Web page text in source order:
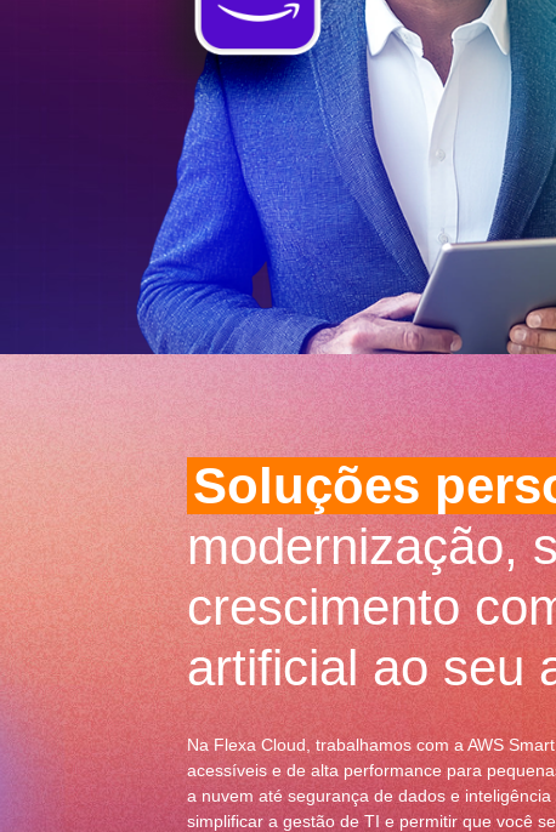
Soluções
modernização,
crescimento
artificial ao seu
Na Flexa Cloud, trabalhamos com a AWS
acessíveis e de alta performance para
a nuvem até segurança de dados e
simplificar a gestão de TI e permitir que você